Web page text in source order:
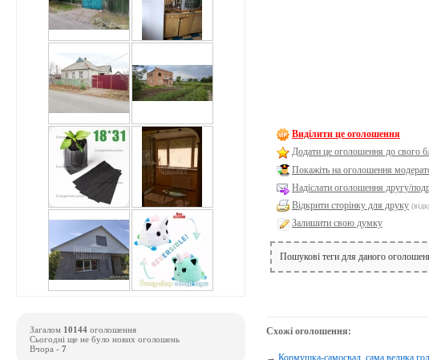
Виділити це оголошення
Додати це оголошення до свого
Покажіть на оголошення
Надіслати оголошення другу/
Відкрити сторінку для друку
Залишити свою думку
Пошукові теги для даного
Схожі оголошення:
→ Кормушка-самосвал, сама велика
Загалом 10144 оголошення
Сьогодні ще не було нових оголошень
Вчора - 7